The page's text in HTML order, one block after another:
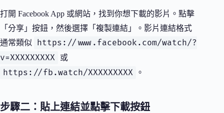
打開 Facebook App 或網站，找到你想下載的影片。點擊
「分享」按鈕，然後選擇「複製連結」。影片連結格式
通常類似
https://www.facebook.com/watch/?
v=XXXXXXXXX
或
https://fb.watch/XXXXXXXXX 。
步驟二：貼上連結並點擊下載按鈕